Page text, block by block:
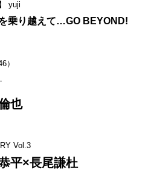
yuji
乗り越えて…GO BEYOND!
）
也
Vol.3
平×長尾謙杜